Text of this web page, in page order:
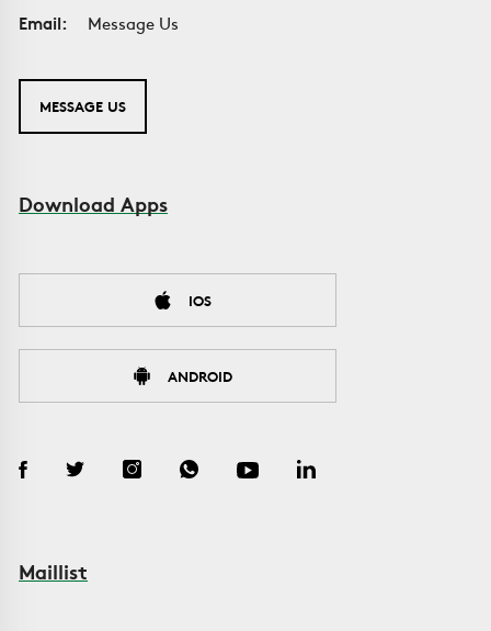
Email:
Message Us
MESSAGE US
Download Apps
IOS
ANDROID
Maillist